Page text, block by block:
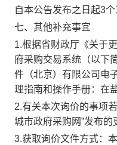
自本公告发布之日起3个
七、其他补充事宜
1.根据省财政厅《关于
府采购交易系统（以下
件（北京）有限公司电
理指南和操作手册：在
2.有关本次询价的事项
城市政府采购网”发布的
3.获取询价文件方式：